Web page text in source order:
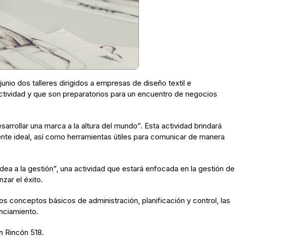
dos talleres dirigidos a empresas de diseño textil e
y que son preparatorios para un encuentro de negocios
una marca a la altura del mundo”. Esta actividad brindará
ideal, así como herramientas útiles para comunicar de manera
a la gestión”, una actividad que estará enfocada en la gestión de
el éxito.
conceptos básicos de administración, planificación y control, las
Rincón 518.